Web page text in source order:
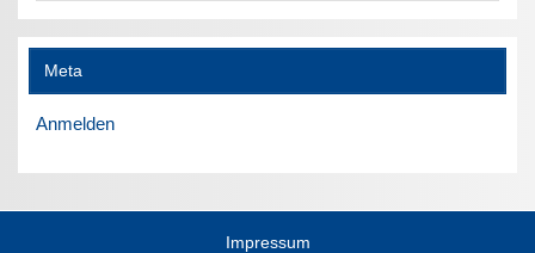
Meta
Anmelden
Impressum